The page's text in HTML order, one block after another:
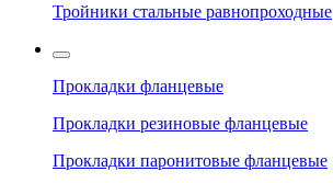
Тройники стальные равнопроходные
Прокладки фланцевые
Прокладки резиновые фланцевые
Прокладки паронитовые фланцевые